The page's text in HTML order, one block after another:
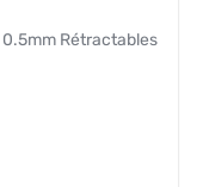
0.5mm Rétractables